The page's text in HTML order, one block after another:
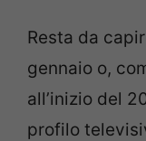
Resta da
gennaio o,
all’inizio del
profilo